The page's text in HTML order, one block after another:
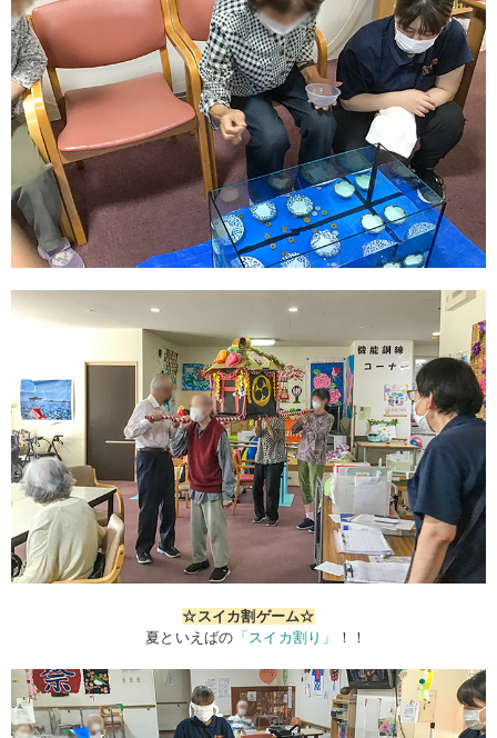
☆スイカ割ゲーム☆
夏といえばの 「スイカ割り」 ！！